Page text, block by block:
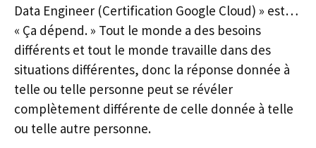
Data Engineer (Certification Google Cloud) » est…
« Ça dépend. » Tout le monde a des besoins
différents et tout le monde travaille dans des
situations différentes, donc la réponse donnée à
telle ou telle personne peut se révéler
complètement différente de celle donnée à telle
ou telle autre personne.